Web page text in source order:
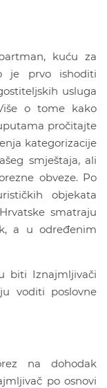
kuću za
je prvo ishoditi
usluga
o tome kako
pročitajte
kategorizacije
smještaja, ali
obveze. Po
objekata
smatraju
a u određenim
biti Iznajmljivači
voditi poslovne
na dohodak
po osnovi